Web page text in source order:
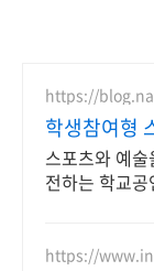
https://
학생참여형
성시 예술탐
스포츠와 예
전하는 학교
https://